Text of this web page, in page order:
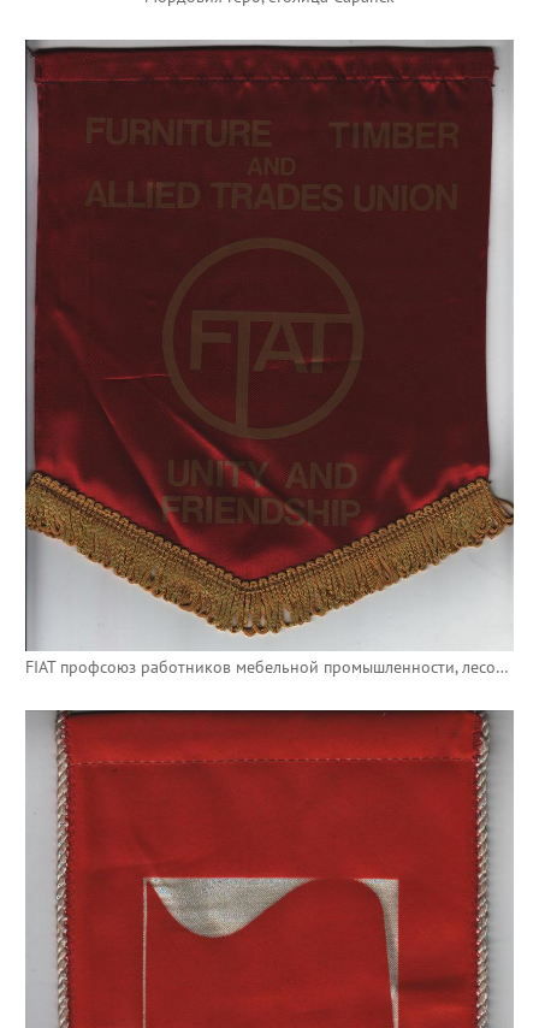
FIAT профсоюз работников мебельной промышленности, лесопиления и смежных отраслей